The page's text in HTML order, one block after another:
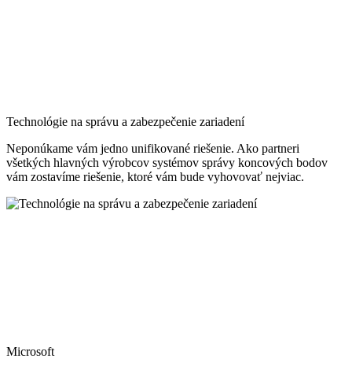
Technológie na správu a zabezpečenie zariadení
Neponúkame vám jedno unifikované riešenie. Ako partneri
všetkých hlavných výrobcov systémov správy koncových bodov
vám zostavíme riešenie, ktoré vám bude vyhovovať nejviac.
Microsoft